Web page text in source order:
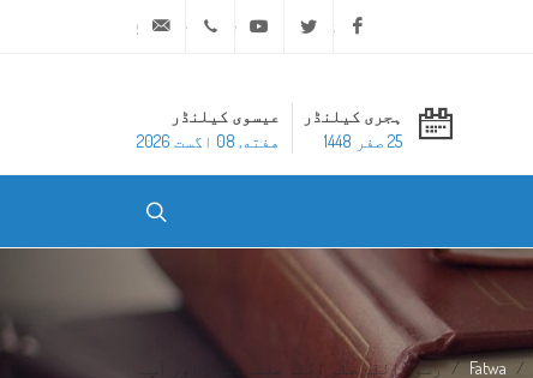
Facebook
Twitter
Youtube
ہجری کیلنڈر
25 صفر 1448
عیسوی کیلنڈر
هفته, 08 اگست 2026
Fatwa رسول اللہ صلی اللہ علیہ وسلم اور آپ...